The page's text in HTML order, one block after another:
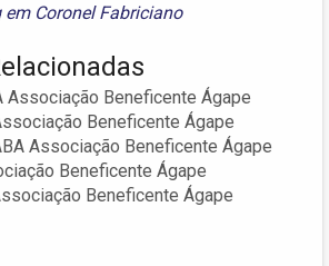
em Coronel Fabriciano
Associação Beneficente Ágape
Beneficente Ágape
Associação Beneficente Ágape
Beneficente Ágape
Beneficente Ágape